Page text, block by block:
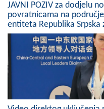
JAVNI POZIV za dodjelu
povratnicama na
entiteta Republika Srpska